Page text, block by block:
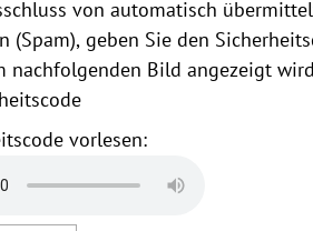
von automatisch
(Spam), geben Sie den
nachfolgenden Bild angezeigt
vorlesen: